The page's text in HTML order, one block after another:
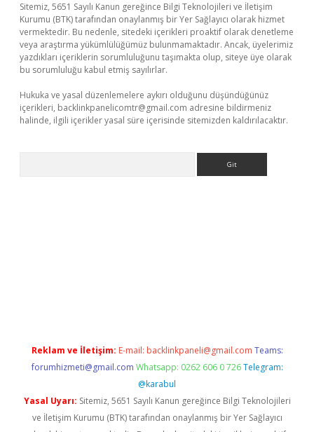
Sitemiz, 5651 Sayılı Kanun gereğince Bilgi Teknolojileri ve İletişim
Kurumu (BTK) tarafından onaylanmış bir Yer Sağlayıcı olarak hizmet
vermektedir. Bu nedenle, sitedeki içerikleri proaktif olarak denetleme
veya araştırma yükümlülüğümüz bulunmamaktadır. Ancak, üyelerimiz
yazdıkları içeriklerin sorumluluğunu taşımakta olup, siteye üye olarak
bu sorumluluğu kabul etmiş sayılırlar.
Hukuka ve yasal düzenlemelere aykırı olduğunu düşündüğünüz
içerikleri, backlinkpanelicomtr@gmail.com adresine bildirmeniz
halinde, ilgili içerikler yasal süre içerisinde sitemizden kaldırılacaktır.
Reklam ve İletişim: E-mail: backlinkpaneli@gmail.com Teams:
forumhizmeti@gmail.com Whatsapp: 0262 606 0 726 Telegram:
@karabul
Yasal Uyarı: Sitemiz, 5651 Sayılı Kanun gereğince Bilgi Teknolojileri
ve İletişim Kurumu (BTK) tarafından onaylanmış bir Yer Sağlayıcı